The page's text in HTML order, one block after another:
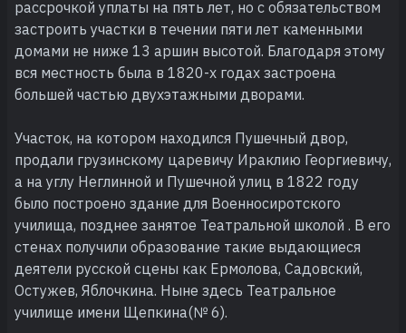
рассрочкой уплаты на пять лет, но с обязательством
застроить участки в течении пяти лет каменными
домами не ниже 13 аршин высотой. Благодаря этому
вся местность была в 1820-х годах застроена
большей частью двухэтажными дворами.
Участок, на котором находился Пушечный двор,
продали грузинскому царевичу Ираклию Георгиевичу,
а на углу Неглинной и Пушечной улиц в 1822 году
было построено здание для Военносиротского
училища, позднее занятое Театральной школой . В его
стенах получили образование такие выдающиеся
деятели русской сцены как Ермолова, Садовский,
Остужев, Яблочкина. Ныне здесь Театральное
училище имени Щепкина(№ 6).